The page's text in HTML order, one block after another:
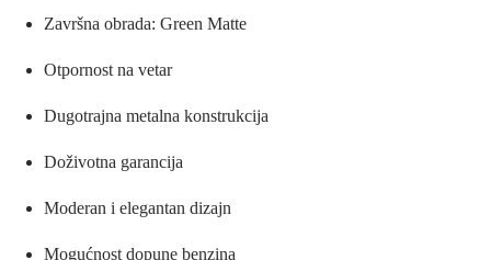
Završna obrada: Green Matte
Otpornost na vetar
Dugotrajna metalna konstrukcija
Doživotna garancija
Moderan i elegantan dizajn
Mogućnost dopune benzina